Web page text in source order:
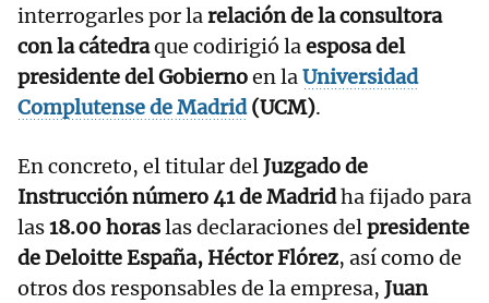
interrogarles por larelación de la consultora
con la cátedraque codirigió laesposa del
presidente del Gobiernoen laUniversidad
Complutense de Madrid(UCM).
En concreto, el titular delJuzgado de
Instrucción número 41 de Madridha fijado para
las18.00 horaslas declaraciones delpresidente
de Deloitte España, Héctor Flórez, así como de
otros dos responsables de la empresa, Juan